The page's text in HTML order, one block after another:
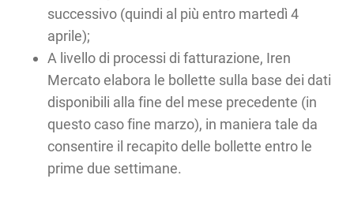
successivo (quindi al più entro martedì 4
aprile);
A livello di processi di fatturazione, Iren
Mercato elabora le bollette sulla base dei dati
disponibili alla fine del mese precedente (in
questo caso fine marzo), in maniera tale da
consentire il recapito delle bollette entro le
prime due settimane.